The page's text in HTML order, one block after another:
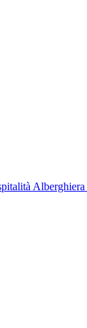
Alberghiera